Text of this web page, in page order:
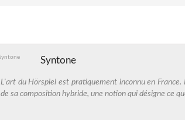
Syntone
L'art du Hörspiel est pratiquement inconnu en
de sa composition hybride, une notion qui désigne ce